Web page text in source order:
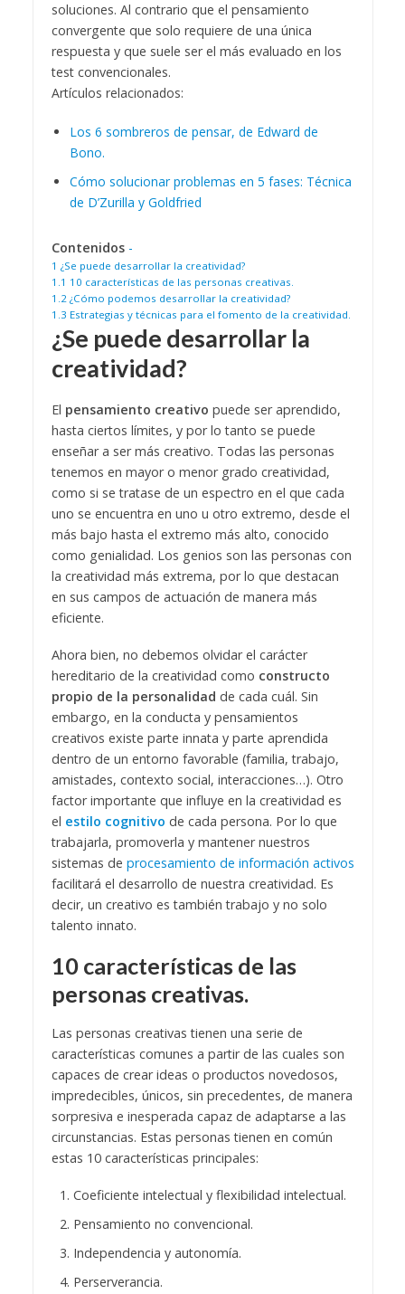
soluciones. Al contrario que el pensamiento
convergente que solo requiere de una única
respuesta y que suele ser el más evaluado en los
test convencionales.
Artículos relacionados:
Los 6 sombreros de pensar, de Edward de
Bono.
Cómo solucionar problemas en 5 fases: Técnica
de D’Zurilla y Goldfried
Contenidos -
1 ¿Se puede desarrollar la creatividad?
1.1 10 características de las personas creativas.
1.2 ¿Cómo podemos desarrollar la creatividad?
1.3 Estrategias y técnicas para el fomento de la creatividad.
¿Se puede desarrollar la
creatividad?
El pensamiento creativo puede ser aprendido,
hasta ciertos límites, y por lo tanto se puede
enseñar a ser más creativo. Todas las personas
tenemos en mayor o menor grado creatividad,
como si se tratase de un espectro en el que cada
uno se encuentra en uno u otro extremo, desde el
más bajo hasta el extremo más alto, conocido
como genialidad. Los genios son las personas con
la creatividad más extrema, por lo que destacan
en sus campos de actuación de manera más
eficiente.
Ahora bien, no debemos olvidar el carácter
hereditario de la creatividad como constructo
propio de la personalidad de cada cuál. Sin
embargo, en la conducta y pensamientos
creativos existe parte innata y parte aprendida
dentro de un entorno favorable (familia, trabajo,
amistades, contexto social, interacciones…). Otro
factor importante que influye en la creatividad es
el estilo cognitivo de cada persona. Por lo que
trabajarla, promoverla y mantener nuestros
sistemas de procesamiento de información activos
facilitará el desarrollo de nuestra creatividad. Es
decir, un creativo es también trabajo y no solo
talento innato.
10 características de las
personas creativas.
Las personas creativas tienen una serie de
características comunes a partir de las cuales son
capaces de crear ideas o productos novedosos,
impredecibles, únicos, sin precedentes, de manera
sorpresiva e inesperada capaz de adaptarse a las
circunstancias. Estas personas tienen en común
estas 10 características principales:
Coeficiente intelectual y flexibilidad intelectual.
Pensamiento no convencional.
Independencia y autonomía.
Perserverancia.